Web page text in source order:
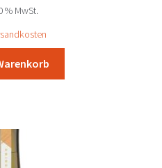
war:
19,79 €
% MwSt.